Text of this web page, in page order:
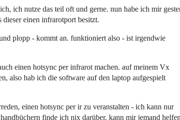
ich nutze das teil oft und gerne. nun habe ich mir
dieser einen infrarotport besitzt.
plopp - kommt an. funktioniert also - ist irgendwie
einen hotsync per infrarot machen. auf meinem Vx
also hab ich die software auf den laptop aufgespielt
einen hotsync per ir zu veranstalten - ich kann nur
finde ich nix darüber. kann mir jemand